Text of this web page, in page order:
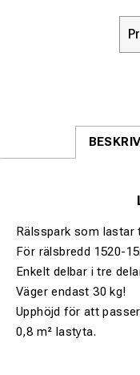
Rälsspark som lastar
För rälsbredd 1520-
Enkelt delbar i tre
Väger endast 30 kg!
Upphöjd för att
0,8 m² lastyta.